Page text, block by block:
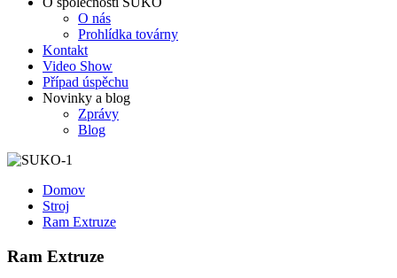
O nás
Prohlídka továrny
Kontakt
Video Show
Případ úspěchu
Novinky a blog
Zprávy
Blog
Domov
Stroj
Ram Extruze
Ram Extruze